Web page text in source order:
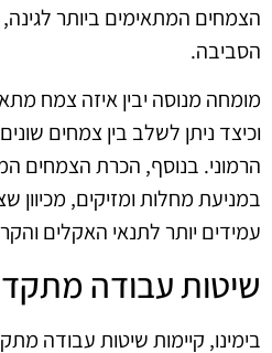
הצמחים המתאימים ביותר
הסביבה.
מומחה מנוסה יבין איזה צמח
וכיצד ניתן לשלב בין צמחים
הרמוני. בנוסף, הכרת הצמחים
במניעת מחלות ומזיקים, מכיוון
עמידים יותר לתנאי האקלים
שיטות עבודה
בימינו, קיימות שיטות עבודה